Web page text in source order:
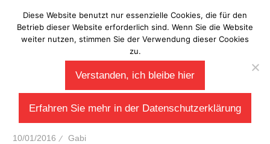
Inhalt
springen
Laberladen
10/01/2016 Gabi
Diese Website benutzt nur essenzielle Cookies, die für den
Betrieb dieser Website erforderlich sind. Wenn Sie die Website
weiter nutzen, stimmen Sie der Verwendung dieser Cookies
zu.
Verstanden, ich bleibe hier
Erfahren Sie mehr in der Datenschutzerklärung